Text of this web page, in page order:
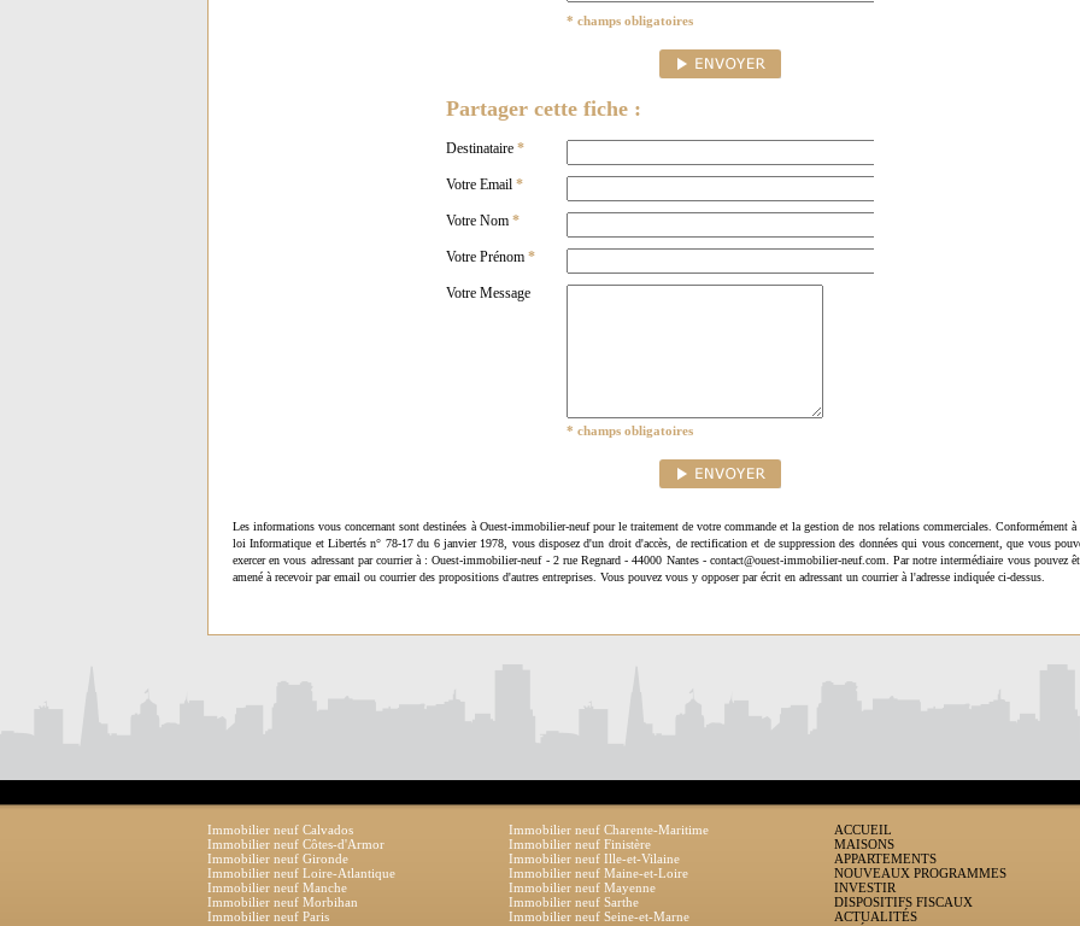
* champs obligatoires
Partager cette fiche :
Destinataire *
Votre Email *
Votre Nom *
Votre Prénom *
Votre Message
* champs obligatoires
Les informations vous concernant sont destinées à Ouest-immobilier-neuf pour le traitement de votre commande et la gestion de nos relations commerciales. Conformément à
loi Informatique et Libertés n° 78-17 du 6 janvier 1978, vous disposez d'un droit d'accès, de rectification et de suppression des données qui vous concernent, que vous
exercer en vous adressant par courrier à : Ouest-immobilier-neuf - 2 rue Regnard - 44000 Nantes - contact@ouest-immobilier-neuf.com. Par notre intermédiaire vous pouvez
amené à recevoir par email ou courrier des propositions d'autres entreprises. Vous pouvez vous y opposer par écrit en adressant un courrier à l'adresse indiquée ci-dessus.
Immobilier neuf Calvados
Immobilier neuf Charente-Maritime
Immobilier neuf Côtes-d'Armor
Immobilier neuf Finistère
Immobilier neuf Gironde
Immobilier neuf Ille-et-Vilaine
Immobilier neuf Loire-Atlantique
Immobilier neuf Maine-et-Loire
Immobilier neuf Manche
Immobilier neuf Mayenne
Immobilier neuf Morbihan
Immobilier neuf Sarthe
Immobilier neuf Paris
Immobilier neuf Seine-et-Marne
ACCUEIL
MAISONS
APPARTEMENTS
NOUVEAUX PROGRAMMES
INVESTIR
DISPOSITIFS FISCAUX
ACTUALITÉS